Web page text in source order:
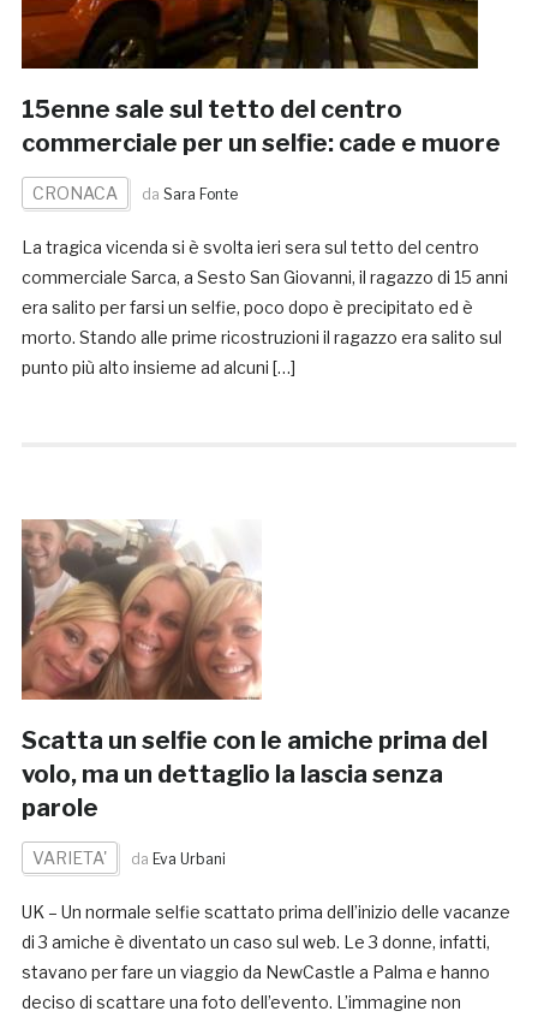
15enne sale sul tetto del centro
commerciale per un selfie: cade e muore
CRONACA da Sara Fonte
La tragica vicenda si è svolta ieri sera sul tetto del centro
commerciale Sarca, a Sesto San Giovanni, il ragazzo di 15 anni
era salito per farsi un selfie, poco dopo è precipitato ed è
morto. Stando alle prime ricostruzioni il ragazzo era salito sul
punto più alto insieme ad alcuni […]
Scatta un selfie con le amiche prima del
volo, ma un dettaglio la lascia senza
parole
VARIETA' da Eva Urbani
UK – Un normale selfie scattato prima dell’inizio delle vacanze
di 3 amiche è diventato un caso sul web. Le 3 donne, infatti,
stavano per fare un viaggio da NewCastle a Palma e hanno
deciso di scattare una foto dell’evento. L’immagine non